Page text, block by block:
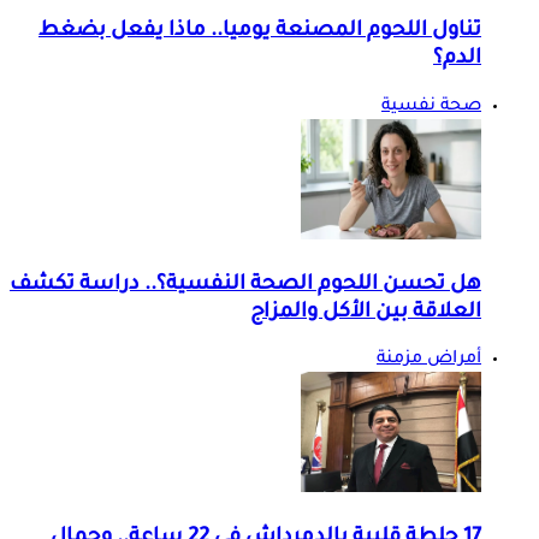
تناول اللحوم المصنعة يوميا.. ماذا يفعل بضغط
الدم؟
صحة نفسية
هل تحسن اللحوم الصحة النفسية؟.. دراسة تكشف
العلاقة بين الأكل والمزاج
أمراض مزمنة